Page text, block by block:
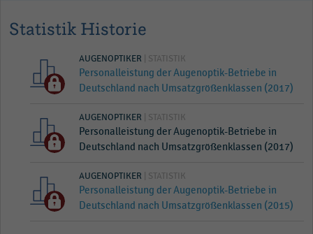
Statistik Historie
AUGENOPTIKER | STATISTIK
Personalleistung der Augenoptik-Betriebe in
Deutschland nach Umsatzgrößenklassen (2017)
AUGENOPTIKER | STATISTIK
Personalleistung der Augenoptik-Betriebe in
Deutschland nach Umsatzgrößenklassen (2017)
AUGENOPTIKER | STATISTIK
Personalleistung der Augenoptik-Betriebe in
Deutschland nach Umsatzgrößenklassen (2015)